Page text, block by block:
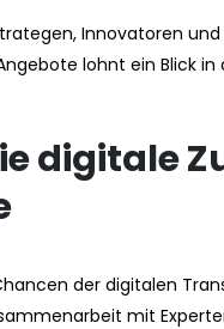
Innovatoren
lohnt ein Blick
digitale
der digitalen
mit